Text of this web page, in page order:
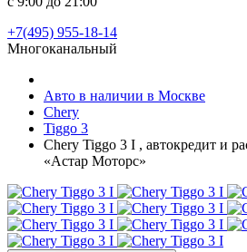
+7(495) 955-18-14
Многоканальный
Авто в наличии в Москве
Chery
Tiggo 3
Chery Tiggo 3 I , автокредит и
«Астар Моторс»